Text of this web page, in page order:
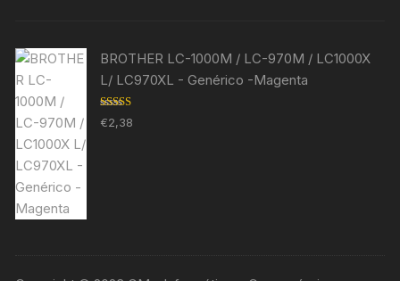
BROTHER LC-1000M / LC-970M / LC1000X
L/ LC970XL - Genérico -Magenta
Avaliação
5.00de 5
€2,38